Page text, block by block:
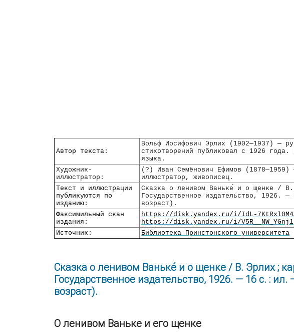
Автор текста:
Вольф Иосифович Эрлих (1902—1937) —
стихотворений публиковал с 1926
языка.
Художник-
иллюстратор:
(?) Иван Семёнович Ефимов (1878—1959)
иллюстратор, живописец.
Текст и иллюстрации
публикуются по
изданию:
Сказка о ленивом Ваньке́ и о щенке /
Государственное издательство,
возраст).
Факсимильный скан
издания:
https://disk.yandex.ru/i/IdL-
https://disk.yandex.ru/i/
Источник:
Библиотека Принстонского университета
Сказка о ленивом Ваньке́ и о щенке / В. Эрлих ;
Государственное издательство, 1926. — 16 c. :
возраст).
О ленивом Ваньке и его щенке